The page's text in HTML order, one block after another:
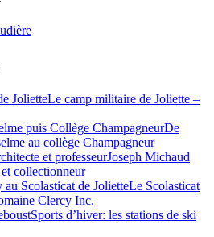
Le camp militaire de Joliette –
De
au collège Champagneur
Joseph Michaud
collectionneur
Le Scolasticat
Clercy Inc.
Sports d’hiver: les stations de ski